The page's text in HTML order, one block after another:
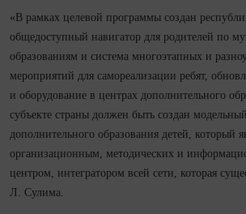
«В рамках целевой программы создан
общедоступный навигатор для родителей по
образованиям и система многоэтапных и
мероприятий для самореализации ребят,
и оборудование в центрах дополнительного
субъекте страны должен быть создан
дополнительного образования детей, который
организационным, методических и
центром, интегратором всей сети, которая
Л. Сулима.